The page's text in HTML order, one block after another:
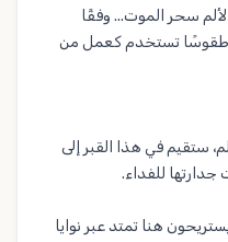
سحر الموت... وفقًا
طقوسًا تستخدم كعمل من
ستقيم في هذا القبر إلى
للفداء.
هنا تمتد عبر نوايا